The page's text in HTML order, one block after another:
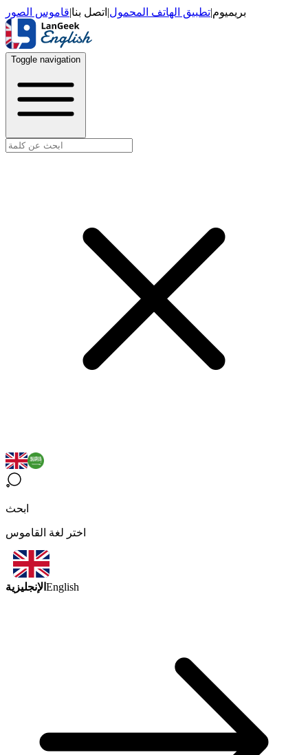
بريميوم|تطبيق الهاتف المحمول| اتصل بنا|قاموس الصور
Toggle navigation
ابحث
اختر لغة القاموس
الإنجليزية English